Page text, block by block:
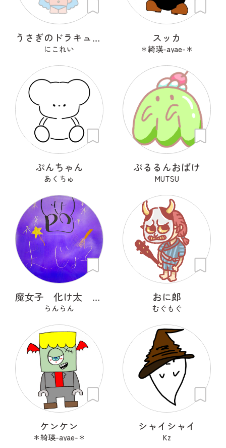
うさぎのドラキュラ「ドラぴょん」
にこれい
スッカ
＊綺瑛-ayae-＊
ぷんちゃん
あくちゅ
ぷるるんおばけ
MUTSU
魔女子 化け太 かぼっち
らんらん
おに郎
むぐもぐ
ケンケン
＊綺瑛-ayae-＊
シャイシャイ
Kz